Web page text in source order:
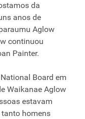
da
anos de
Aglow
continuou
Painter.
Board em
Waikanae Aglow
estavam
homens